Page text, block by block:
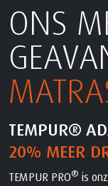
ONS
TEMPUR®
20% MEER
TEMPUR PRO® is